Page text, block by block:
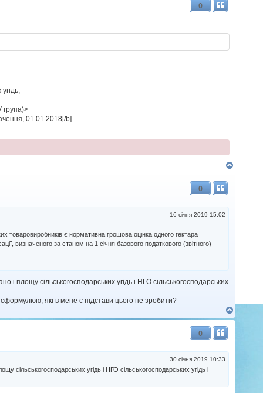
0
група)>
01.01.2018[/b]
0
16 січня 2019 15:02
товаровиробників є нормативна грошова оцінка одного гектара
визначеного за станом на 1 січня базового податкового (звітного)
і площу сільськогосподарських угідь і НГО сільськогосподарських
сформулюю, які в мене є підстави цього не зробити?
о
0
30 січня 2019 10:33
сільськогосподарських угідь і НГО сільськогосподарських угідь і